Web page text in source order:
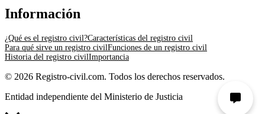
Información
¿Qué es el registro civil?Características del registro civil
Para qué sirve un registro civilFunciones de un registro civil
Historia del registro civilImportancia
© 2026 Registro-civil.com. Todos los derechos reservados.
Entidad independiente del Ministerio de Justicia